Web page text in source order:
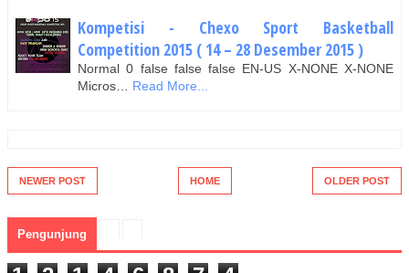
Kompetisi - Chexo Sport Basketball
Competition 2015 ( 14 – 28 Desember 2015 )
Normal 0 false false false EN-US X-NONE X-NONE
Micros…
Read More...
NEWER POST OLDER POST
HOME
Pengunjung